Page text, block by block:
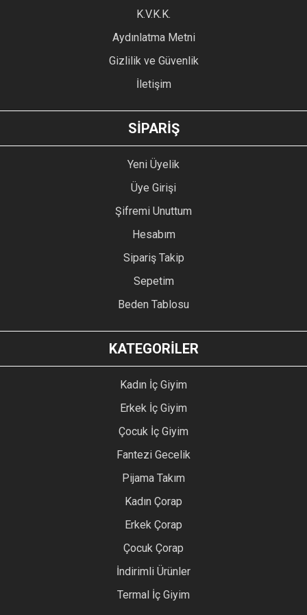
Ürün fiyatı diğer sitelerden daha pahalı.
GÖNDER
K.V.K.K.
Aydınlatma Metni
Gizlilik ve Güvenlik
İletişim
SİPARİŞ
Yeni Üyelik
Üye Girişi
Şifremi Unuttum
Hesabım
Sipariş Takip
Sepetim
Beden Tablosu
KATEGORİLER
Kadın İç Giyim
Erkek İç Giyim
Çocuk İç Giyim
Fantezi Gecelik
Pijama Takım
Kadın Çorap
Erkek Çorap
Çocuk Çorap
İndirimli Ürünler
Termal İç Giyim